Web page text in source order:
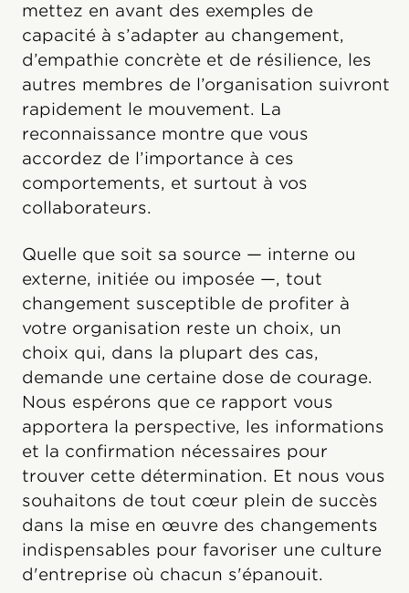
mettez en avant des exemples de
capacité à s’adapter au changement,
d’empathie concrète et de résilience, les
autres membres de l’organisation suivront
rapidement le mouvement. La
reconnaissance montre que vous
accordez de l’importance à ces
comportements, et surtout à vos
collaborateurs.
Quelle que soit sa source — interne ou
externe, initiée ou imposée —, tout
changement susceptible de profiter à
votre organisation reste un choix, un
choix qui, dans la plupart des cas,
demande une certaine dose de courage.
Nous espérons que ce rapport vous
apportera la perspective, les informations
et la confirmation nécessaires pour
trouver cette détermination. Et nous vous
souhaitons de tout cœur plein de succès
dans la mise en œuvre des changements
indispensables pour favoriser une culture
d'entreprise où chacun s'épanouit.